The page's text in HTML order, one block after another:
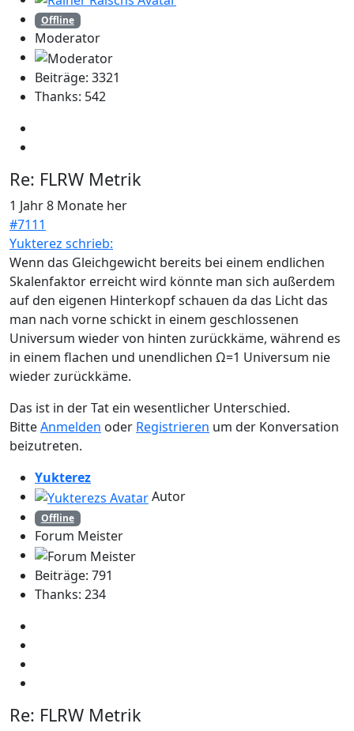
Offline
Moderator
Beiträge: 3321
Thanks: 542
Re: FLRW Metrik
1 Jahr 8 Monate her
#7111
Yukterez schrieb:
Wenn das Gleichgewicht bereits bei einem endlichen
Skalenfaktor erreicht wird könnte man sich außerdem
auf den eigenen Hinterkopf schauen da das Licht das
man nach vorne schickt in einem geschlossenen
Universum wieder von hinten zurückkäme, während es
in einem flachen und unendlichen Ω=1 Universum nie
wieder zurückkäme.
Das ist in der Tat ein wesentlicher Unterschied.
BitteAnmelden oder Registrieren um der Konversation
beizutreten.
Yukterez
Autor
Offline
Forum Meister
Beiträge: 791
Thanks: 234
Re: FLRW Metrik